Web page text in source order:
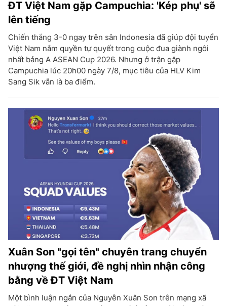
ĐT Việt Nam gặp Campuchia: 'Kép phụ' sẽ
lên tiếng
Chiến thắng 3-0 ngay trên sân Indonesia đã giúp đội tuyển
Việt Nam nắm quyền tự quyết trong cuộc đua giành ngôi
nhất bảng A ASEAN Cup 2026. Nhưng ở trận gặp
Campuchia lúc 20h00 ngày 7/8, mục tiêu của HLV Kim
Sang Sik vẫn là ba điểm.
Xuân Son "gọi tên" chuyên trang chuyển
nhượng thế giới, đề nghị nhìn nhận công
bằng về ĐT Việt Nam
Một bình luận ngắn của Nguyễn Xuân Son trên mạng xã